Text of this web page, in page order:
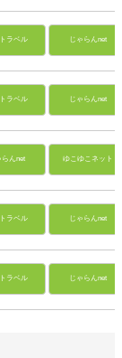
ラベル じゃらんnet
ラベル じゃらんnet
らんnet ゆこゆこネット
ラベル じゃらんnet
ラベル じゃらんnet